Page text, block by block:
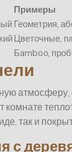
Примеры
Геометрия,
Цветочные,
Бamboo,
так и
с